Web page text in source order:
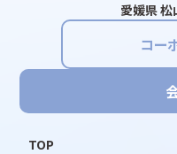
愛媛県
コー
TOP